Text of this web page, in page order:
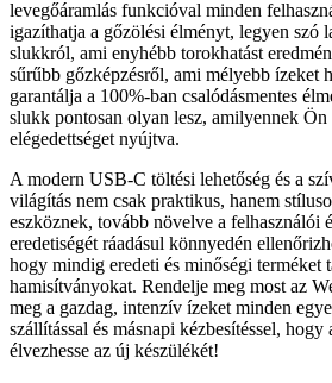
levegőáramlás funkcióval minden
igazíthatja a gőzölési élményt, legyen szó
slukkról, ami enyhébb torokhatást
sűrűbb gőzképzésről, ami mélyebb ízeket
garantálja a 100%-ban csalódásmentes
slukk pontosan olyan lesz, amilyennek Ön
elégedettséget nyújtva.
A modern USB-C töltési lehetőség és a
világítás nem csak praktikus, hanem
eszköznek, tovább növelve a felhasználói
eredetiségét ráadásul könnyedén
hogy mindig eredeti és minőségi terméket
hamisítványokat. Rendelje meg most az
meg a gazdag, intenzív ízeket minden
szállítással és másnapi kézbesítéssel,
élvezhesse az új készülékét!